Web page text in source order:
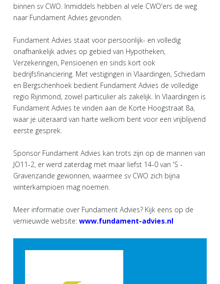
binnen sv CWO. Inmiddels hebben al vele CWO'ers de weg
naar Fundament Advies gevonden.
Fundament Advies staat voor persoonlijk- en volledig
onafhankelijk advies op gebied van Hypotheken,
Verzekeringen, Pensioenen en sinds kort ook
bedrijfsfinanciering. Met vestigingen in Vlaardingen, Schiedam
en Bergschenhoek bedient Fundament Advies de volledige
regio Rijnmond, zowel particulier als zakelijk. In Vlaardingen is
Fundament Advies te vinden aan de Korte Hoogstraat 8a,
waar je uiteraard van harte welkom bent voor een vrijblijvend
eerste gesprek.
Sponsor Fundament Advies kan trots zijn op de mannen van
JO11-2, er werd zaterdag met maar liefst 14-0 van 'S -
Gravenzande gewonnen, waarmee sv CWO zich bijna
winterkampioen mag noemen.
Meer informatie over Fundament Advies? Kijk eens op de
vernieuwde website: www.fundament-advies.nl